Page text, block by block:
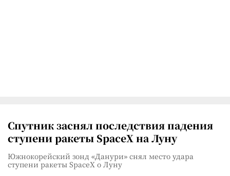
Спутник заснял последствия падения
ступени ракеты SpaceX на Луну
Южнокорейский зонд «Данури» снял место удара
ступени ракеты SpaceX о Луну